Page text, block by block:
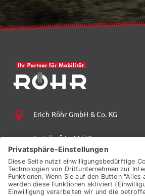
Erich Röhr GmbH & Co. KG
Spitalhofstr. 61/70
94032 Passau
+49 (0) 851 70 06 0
+49 (0) 851 70 06 149